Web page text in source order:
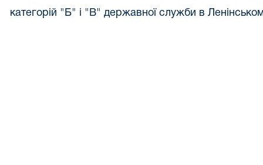
категорій "Б" і "В" державної служби в